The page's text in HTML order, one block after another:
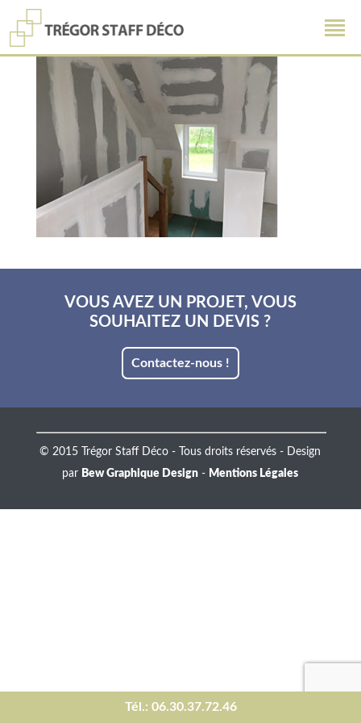
Tél.: 06.30.37.72.46
VOUS AVEZ UN PROJET, VOUS
SOUHAITEZ UN DEVIS ?
Contactez-nous !
© 2015 Trégor Staff Déco - Tous droits réservés - Design
par Bew Graphique Design - Mentions Légales